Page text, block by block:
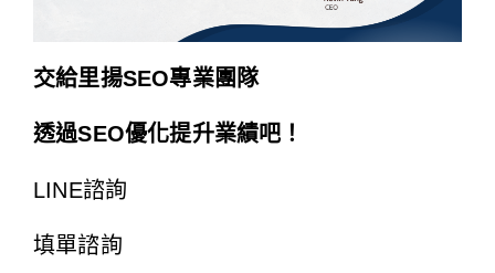
交給里揚SEO專業團隊
透過SEO優化提升業績吧！
LINE諮詢
填單諮詢